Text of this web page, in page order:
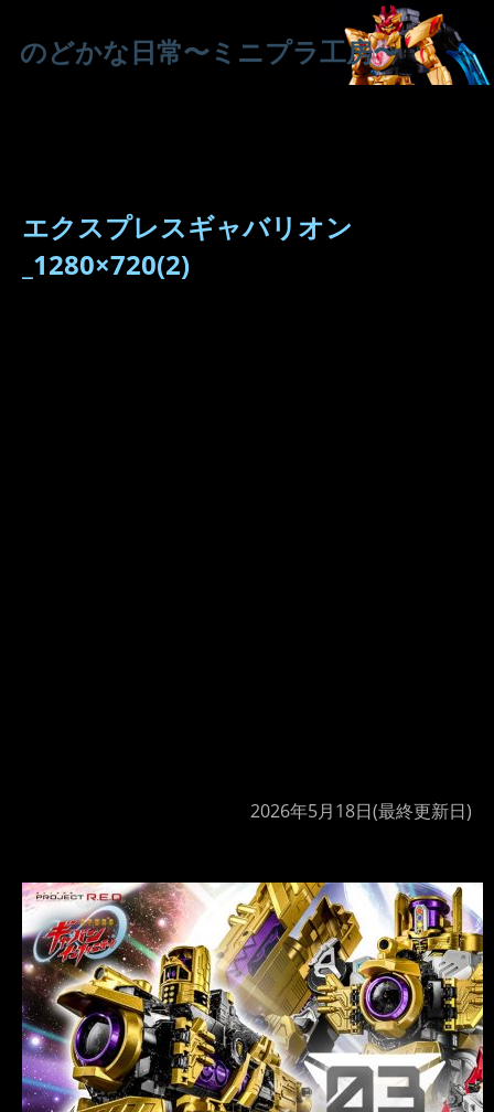
のどかな日常〜ミニプラ工房〜
エクスプレスギャバリオン
_1280×720(2)
2026年5月18日(最終更新日)